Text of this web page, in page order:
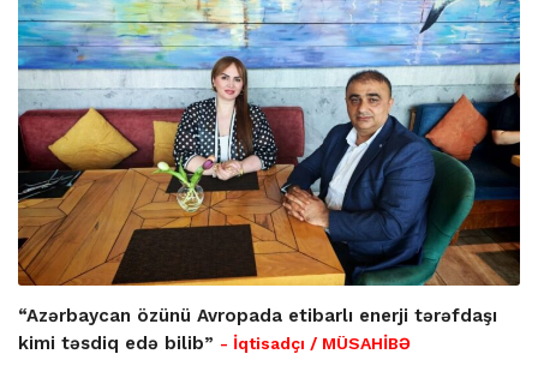
“Azərbaycan özünü Avropada etibarlı enerji tərəfdaşı
kimi təsdiq edə bilib” - İqtisadçı / MÜSAHİBƏ